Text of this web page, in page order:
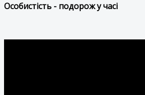
Особистість - подорож у часі